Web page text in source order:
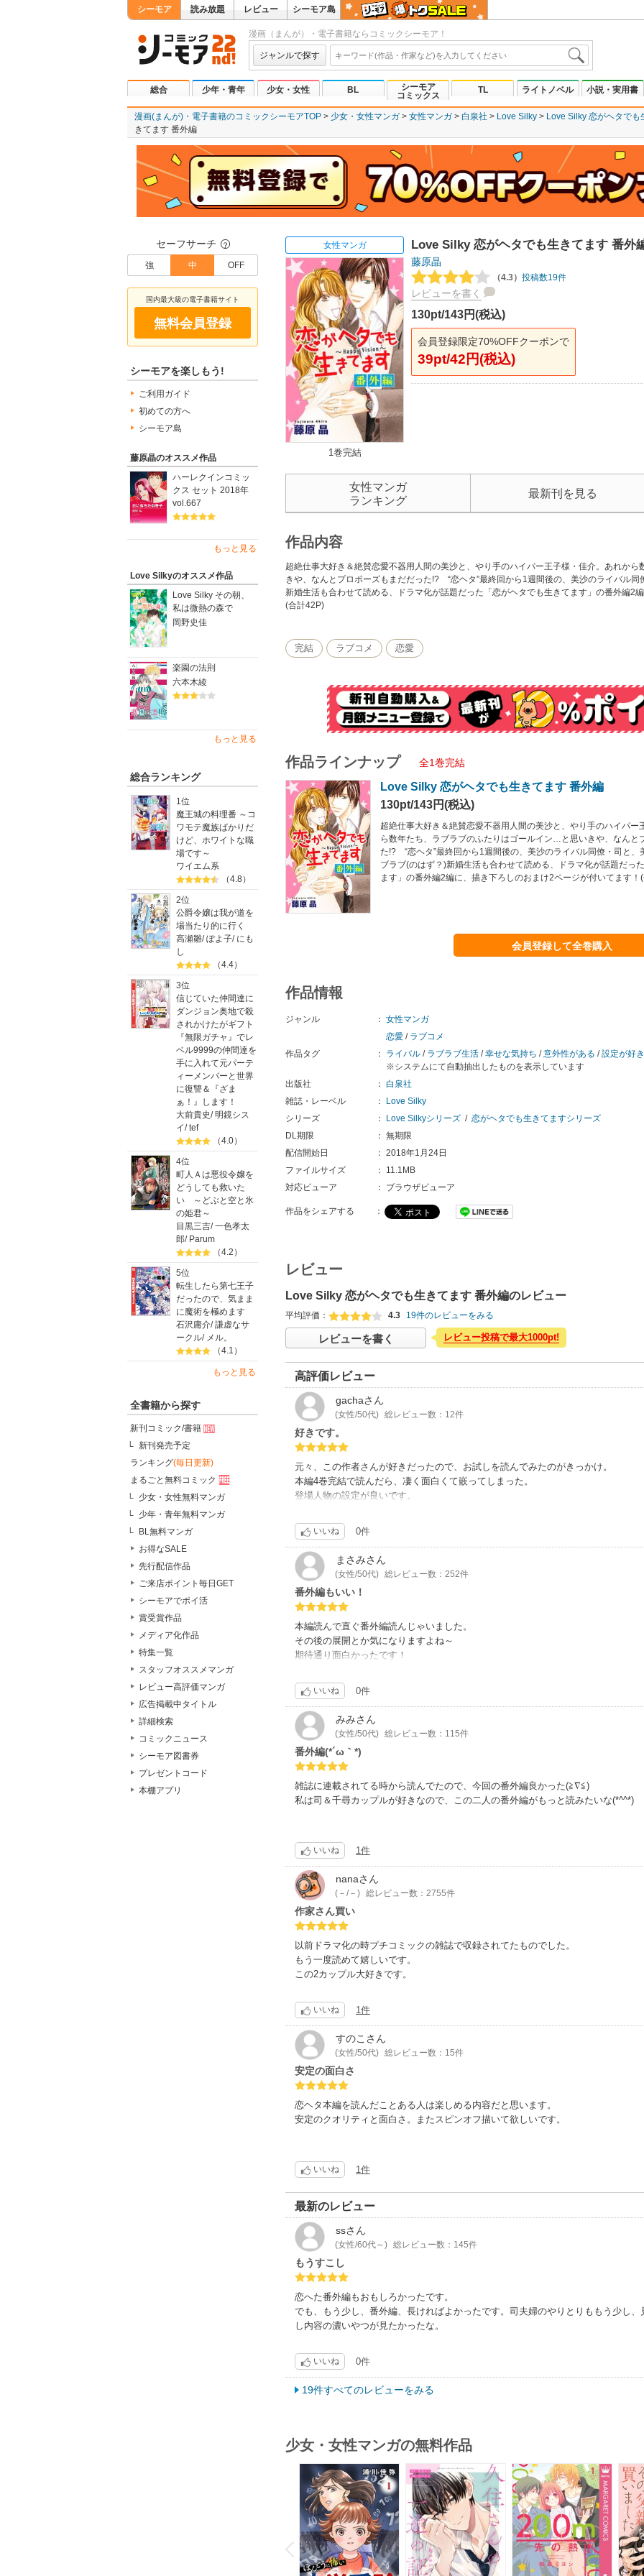
シーモア 読み放題 レビュー シーモア島
漫画（まんが）・電子書籍ならコミックシーモア！
ジャンルで探す
総合 少年・青年 少女・女性 BL
シーモア
コミックス
TL ライトノベル 小説・実用書
漫画(まんが)・電子書籍のコミックシーモアTOP 少女・女性マンガ 女性マンガ 白泉社 Love Silky Love Silky 恋がヘタでも
きてます 番外編
セーフサーチ ？
強 中 OFF
国内最大級の電子書籍サイト
無料会員登録
シーモアを楽しもう!
ご利用ガイド
初めての方へ
シーモア島
藤原晶のオススメ作品
ハーレクインコミッ
クス セット 2018年
vol.667
もっと見る
Love Silkyのオススメ作品
Love Silky その朝、
私は微熱の森で
岡野史佳
楽園の法則
六本木綾
もっと見る
総合ランキング
1位
魔王城の料理番 ～コ
ワモテ魔族ばかりだ
けど、ホワイトな職
場です～
ワイエム系
（4.8）
2位
公爵令嬢は我が道を
場当たり的に行く
高瀬雛/ぽよ子/ にも
し
（4.4）
3位
信じていた仲間達に
ダンジョン奥地で殺
されかけたがギフト
『無限ガチャ』でレ
ベル9999の仲間達を
手に入れて元パーテ
ィーメンバーと世界
に復讐＆『ざま
ぁ！』します！
大前貴史/明鏡シス
イ/tef
（4.0）
4位
町人Ａは悪役令嬢を
どうしても救いた
い ～どぶと空と氷
の姫君～
目黒三吉/一色孝太
郎/ Parum
（4.2）
5位
転生したら第七王子
だったので、気まま
に魔術を極めます
石沢庸介/謙虚なサ
ークル/ メル。
（4.1）
もっと見る
全書籍から探す
新刊コミック/書籍
新刊発売予定
ランキング(毎日更新)
まるごと無料コミック
少女・女性無料マンガ
少年・青年無料マンガ
BL無料マンガ
お得なSALE
先行配信作品
ご来店ポイント毎日GET
シーモアでポイ活
賞受賞作品
メディア化作品
特集一覧
スタッフオススメマンガ
レビュー高評価マンガ
広告掲載中タイトル
詳細検索
コミックニュース
シーモア図書券
プレゼントコード
本棚アプリ
女性マンガ
1巻完結
Love Silky 恋がヘタでも生きてます 番外
藤原晶
（4.3） 投稿数19件
レビューを書く
130pt/143円(税込)
会員登録限定70%OFFクーポンで
39pt/42円(税込)
女性マンガ
ランキング
最新刊を見る
作品内容
超絶仕事大好き＆絶賛恋愛不器用人間の美沙と、やり手のハイパー王子様・佳介。あれか
きや、なんとプロポーズもまだだった!? “恋ヘタ”最終回から1週間後の、美沙のライバル
新婚生活も合わせて読める、ドラマ化が話題だった「恋がヘタでも生きてます」の番外編2
(合計42P)
完結 ラブコメ 恋愛
作品ラインナップ 全1巻完結
Love Silky 恋がヘタでも生きてます 番外編
130pt/143円(税込)
超絶仕事大好き＆絶賛恋愛不器用人間の美沙と、やり手のハイパー
ら数年たち、ラブラブのふたりはゴールイン…と思いきや、なんと
た!? “恋ヘタ”最終回から1週間後の、美沙のライバル同僚・司と、
ブラブ(のはず？)新婚生活も合わせて読める、ドラマ化が話題だっ
ます」の番外編2編に、描き下ろしのおまけ2ページが付いてます！
会員登録して全巻購入
作品情報
ジャンル ： 女性マンガ
恋愛 / ラブコメ
作品タグ
： ライバル / ラブラブ生活 /幸せな気持ち /意外性がある /設定が好き
※システムにて自動抽出したものを表示しています
出版社
： 白泉社
雑誌・レーベル
：
Love Silky
シリーズ
： Love Silkyシリーズ / 恋がヘタでも生きてますシリーズ
DL期限
： 無期限
配信開始日
： 2018年1月24日
ファイルサイズ
：
11.1MB
対応ビューア
： ブラウザビューア
作品をシェアする ：
レビュー
Love Silky 恋がヘタでも生きてます 番外編のレビュー
平均評価： 4.3 19件のレビューをみる
レビューを書く レビュー投稿で最大1000pt!
高評価レビュー
gachaさん
(女性/50代) 総レビュー数：12件
好きです。
元々、この作者さんが好きだったので、お試しを読んでみたのがきっかけ。
本編4巻完結で読んだら、凄く面白くて嵌ってしまった。
登場人物の設定が良いです。
作品を読んでいる間は、ちょっぴり幸せを感じた。、
いいね 0件
まさみさん
(女性/50代) 総レビュー数：252件
番外編もいい！
本編読んで直ぐ番外編読んじゃいました。
その後の展開とか気になりますよね～
期待通り面白かったです！
いいね 0件
みみさん
(女性/50代) 総レビュー数：115件
番外編(*´ω｀*)
雑誌に連載されてる時から読んでたので、今回の番外編良かった(≧∇≦)
私は司＆千尋カップルが好きなので、この二人の番外編がもっと読みたいな(*^^*)
いいね 1件
nanaさん
(－/－) 総レビュー数：2755件
作家さん買い
以前ドラマ化の時プチコミックの雑誌で収録されてたものでした。
もう一度読めて嬉しいです。
この2カップル大好きです。
いいね 1件
すのこ さん
(女性/50代) 総レビュー数：15件
安定の面白さ
恋ヘタ本編を読んだことある人は楽しめる内容だと思います。
安定のクオリティと面白さ。またスピンオフ描いて欲しいです。
いいね 1件
最新のレビュー
ssさん
(女性/60代～) 総レビュー数：145件
もうすこし
恋へた番外編もおもしろかったです。
でも、もう少し、番外編、長ければよかったです。司夫婦のやりとりももう少し
し内容の濃いやつが見たかったな。
いいね 0件
19件すべてのレビューをみる
少女・女性マンガの無料作品
P
r
e
v
i
o
u
s